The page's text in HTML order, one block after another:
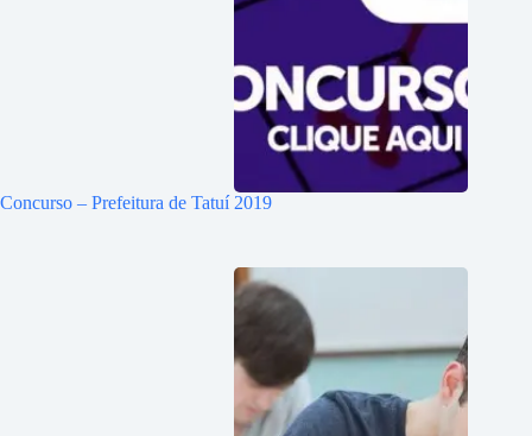
Concurso – Prefeitura de Tatuí 2019